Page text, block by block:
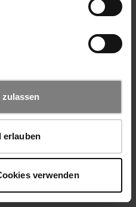
erlauben
verwenden